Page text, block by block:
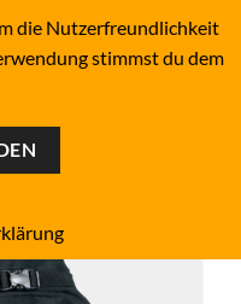
die Nutzerfreundlichkeit
stimmst du dem